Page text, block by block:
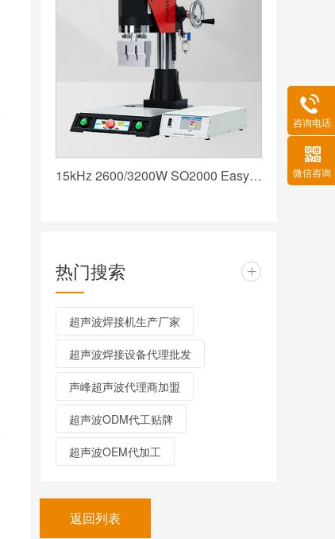
15kHz 2600/3200W SO2000 Easy 声峰超声波焊接机 数字 圆立柱 红
热门搜索 +
超声波焊接机生产厂家
超声波焊接设备代理批发
声峰超声波代理商加盟
超声波ODM代工贴牌
超声波OEM代加工
返回列表
咨询电话
微信咨询